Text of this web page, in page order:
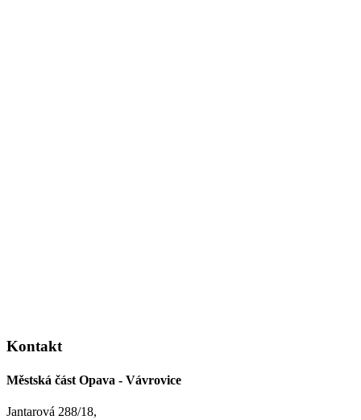
Kontakt
Městská část Opava - Vávrovice
Jantarová 288/18,